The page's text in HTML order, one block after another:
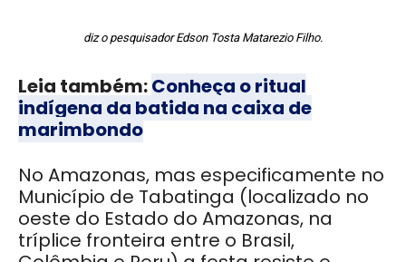
diz o pesquisador Edson Tosta Matarezio Filho.
Leia também:Conheça o ritual
indígena da batida na caixa de
marimbondo
No Amazonas, mas especificamente no
Município de Tabatinga (localizado no
oeste do Estado do Amazonas, na
tríplice fronteira entre o Brasil,